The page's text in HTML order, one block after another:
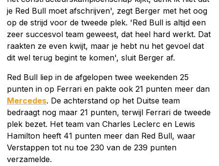
je Red Bull moet afschrijven', zegt Berger met het oog
op de strijd voor de tweede plek. 'Red Bull is altijd een
zeer succesvol team geweest, dat heel hard werkt. Dat
raakten ze even kwijt, maar je hebt nu het gevoel dat
dit wel terug begint te komen', sluit Berger af.
Red Bull liep in de afgelopen twee weekenden 25
punten in op Ferrari en pakte ook 21 punten meer dan
Mercedes. De achterstand op het Duitse team
bedraagt nog maar 21 punten, terwijl Ferrari de tweede
plek bezet. Het team van Charles Leclerc en Lewis
Hamilton heeft 41 punten meer dan Red Bull, waar
Verstappen tot nu toe 230 van de 239 punten
verzamelde.